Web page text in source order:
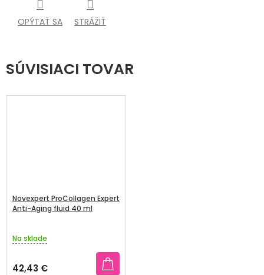
OPÝTAŤ SA STRÁŽIŤ
SÚVISIACI TOVAR
Novexpert ProCollagen Expert
Anti-Aging fluid 40 ml
Na sklade
42,43 €